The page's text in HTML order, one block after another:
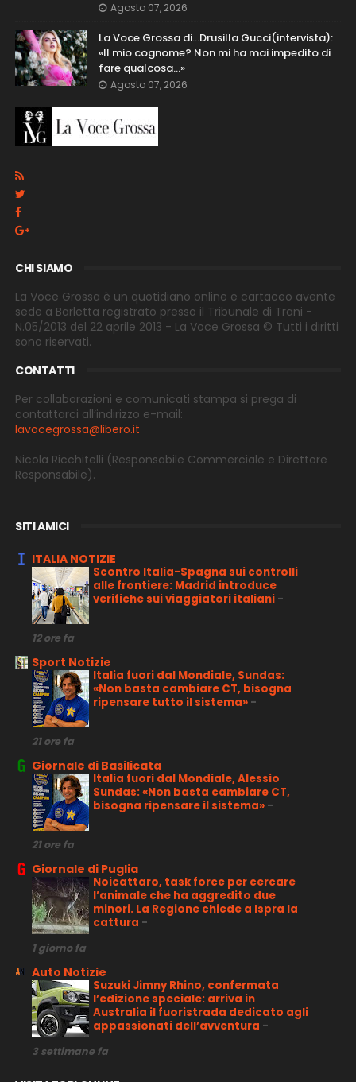
Agosto 07, 2026
La Voce Grossa di…Drusilla Gucci(intervista):
«Il mio cognome? Non mi ha mai impedito di
fare qualcosa…»
Agosto 07, 2026
CHI SIAMO
La Voce Grossa è un quotidiano online e cartaceo avente
sede a Barletta registrato presso il Tribunale di Trani -
N.05/2013 del 22 aprile 2013 - La Voce Grossa © Tutti i diritti
sono riservati.
CONTATTI
Per collaborazioni e comunicati stampa si prega di
contattarci all’indirizzo e-mail:
lavocegrossa@libero.it
Nicola Ricchitelli (Responsabile Commerciale e Direttore
Responsabile).
SITI AMICI
ITALIA NOTIZIE
Scontro Italia-Spagna sui controlli
alle frontiere: Madrid introduce
verifiche sui viaggiatori italiani -
12 ore fa
Sport Notizie
Italia fuori dal Mondiale, Sundas:
«Non basta cambiare CT, bisogna
ripensare tutto il sistema» -
21 ore fa
Giornale di Basilicata
Italia fuori dal Mondiale, Alessio
Sundas: «Non basta cambiare CT,
bisogna ripensare il sistema» -
21 ore fa
Giornale di Puglia
Noicattaro, task force per cercare
l’animale che ha aggredito due
minori. La Regione chiede a Ispra la
cattura -
1 giorno fa
Auto Notizie
Suzuki Jimny Rhino, confermata
l’edizione speciale: arriva in
Australia il fuoristrada dedicato agli
appassionati dell’avventura -
3 settimane fa